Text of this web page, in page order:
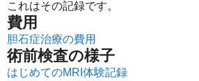
これはその記録です。
費用
胆石症治療の費用
術前検査の様子
はじめてのMRI体験記録